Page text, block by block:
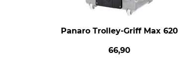
Panaro Trolley-Griff Max 620
66,90